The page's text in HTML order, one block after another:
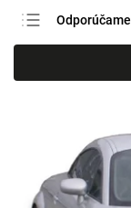
Odporúčame
Najlacnejšie
Najdrahšie
Abecedne